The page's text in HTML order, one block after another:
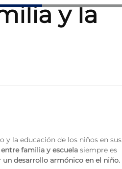
y la
y la educación de los niños en sus
familia y escuela siempre es
desarrollo armónico en el niño.